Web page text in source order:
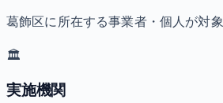
葛飾区に所在する事業者・個人が対象
🏛️
実施機関